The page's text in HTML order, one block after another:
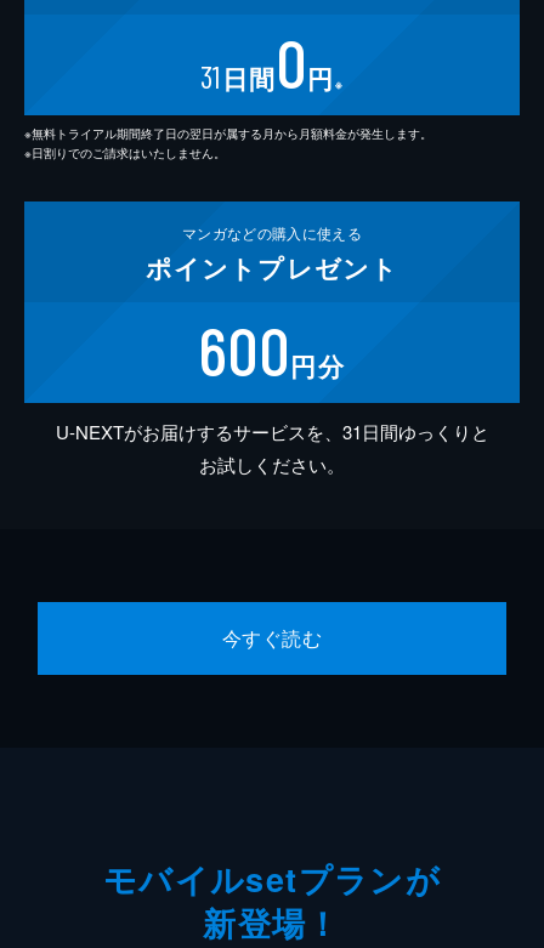
31 日間0円 ※
※無料トライアル期間終了日の翌日が属する月から月額料金が発生します。
※日割りでのご請求はいたしません。
マンガなどの購入に使える
ポイント プレゼント
600円分
U-NEXTがお届けするサービスを、31日間ゆっくりと
お試しください。
今すぐ読む
モバイルsetプランが
新登場！